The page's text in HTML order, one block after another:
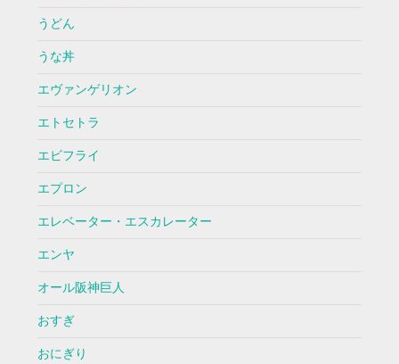
うどん
うな丼
エヴァンゲリオン
エトセトラ
エビフライ
エプロン
エレベーター・エスカレーター
エンヤ
オール阪神巨人
おすぎ
おにぎり